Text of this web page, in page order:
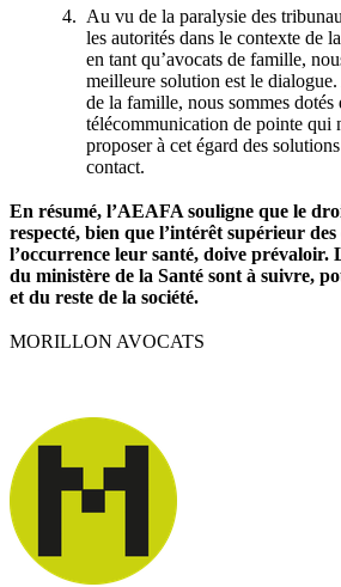
Au vu de la paralysie des
les autorités dans le contexte de
en tant qu’avocats de famille,
meilleure solution est le
de la famille, nous sommes dotés
télécommunication de pointe qui
proposer à cet égard des
contact.
En résumé, l’AEAFA souligne que le
respecté, bien que l’intérêt supérieur des
l’occurrence leur santé, doive prévaloir.
du ministère de la Santé sont à suivre,
et du reste de la société.
MORILLON AVOCATS